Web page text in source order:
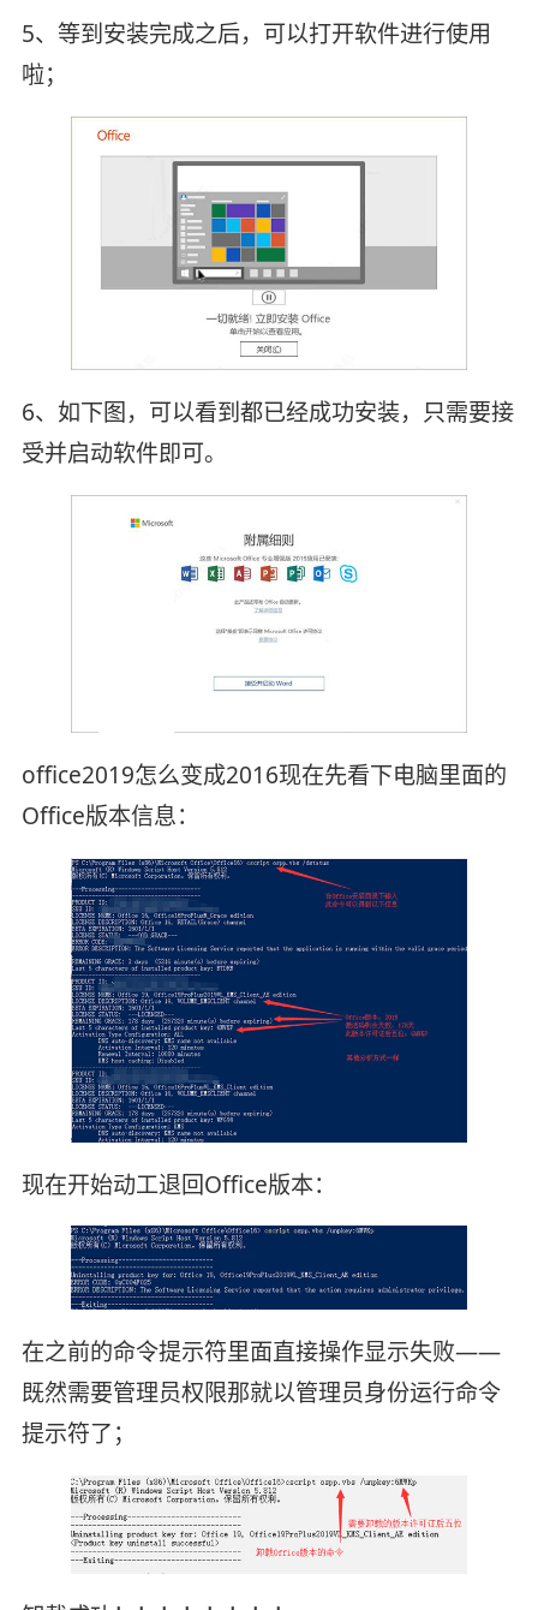
5、等到安装完成之后，可以打开软件进行使用
啦；
6、如下图，可以看到都已经成功安装，只需要接
受并启动软件即可。
office2019怎么变成2016现在先看下电脑里面的
Office版本信息：
现在开始动工退回Office版本：
在之前的命令提示符里面直接操作显示失败——
既然需要管理员权限那就以管理员身份运行命令
提示符了；